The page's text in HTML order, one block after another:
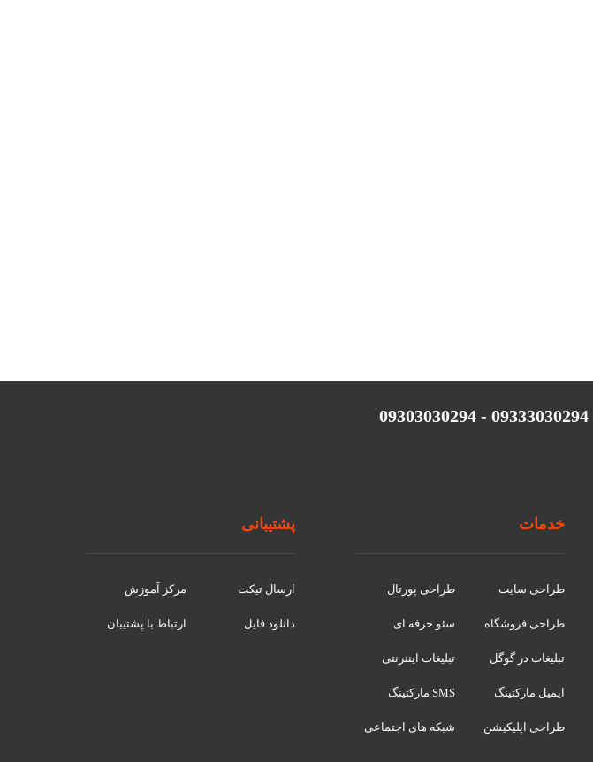
خدمات
طراحی سایت طراحی پورتال
طراحی فروشگاه سئو حرفه ای
تبلیغات در گوگل تبلیغات اینترنتی
ایمیل مارکتینگ SMS مارکتینگ
طراحی اپلیکیشن شبکه های اجتماعی
پشتیبانی
ارسال تیکت مرکز آموزش
دانلود فایل ارتباط با پشتیبان